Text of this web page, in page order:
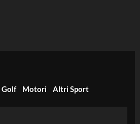
Golf Motori Altri Sport